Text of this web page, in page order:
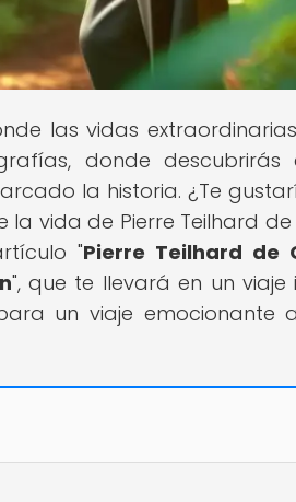
las vidas
donde
la historia. ¿Te
vida de Pierre Teilhard
"Pierre Teilhard de
", que te llevará en un
un viaje